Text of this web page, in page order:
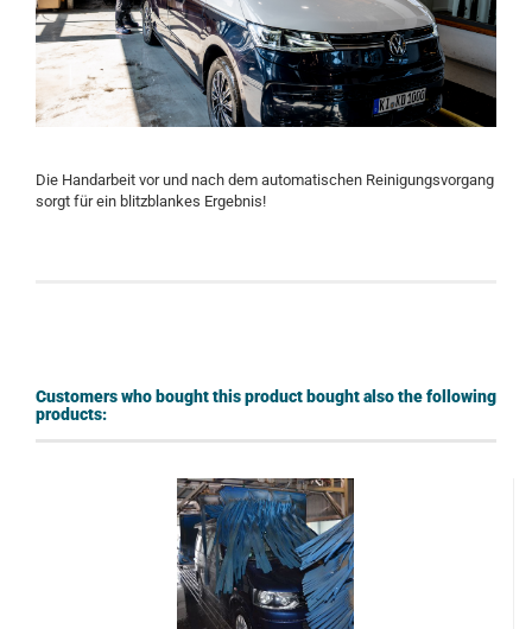
Die Handarbeit vor und nach dem automatischen Reinigungsvorgang
sorgt für ein blitzblankes Ergebnis!
Customers who bought this product bought also the following
products: